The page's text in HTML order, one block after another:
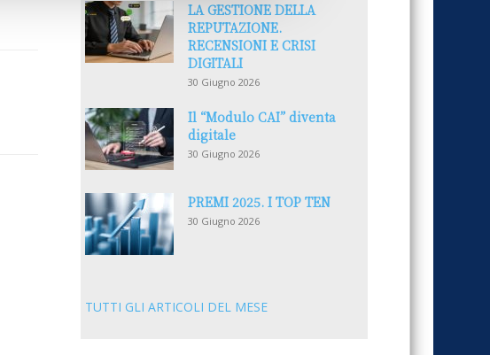
LA GESTIONE DELLA
REPUTAZIONE.
RECENSIONI E CRISI
DIGITALI
30 Giugno 2026
Il “Modulo CAI” diventa
digitale
30 Giugno 2026
PREMI 2025. I TOP TEN
30 Giugno 2026
TUTTI GLI ARTICOLI DEL MESE